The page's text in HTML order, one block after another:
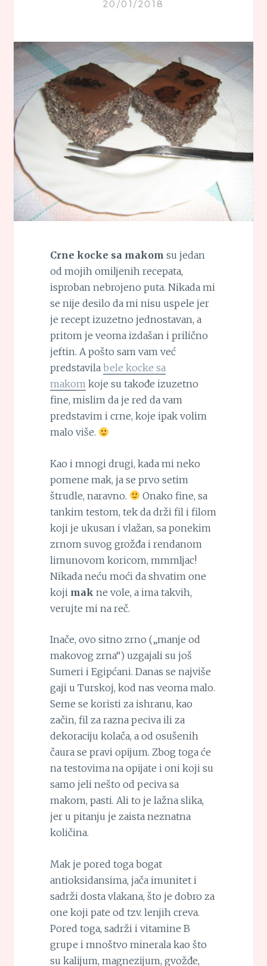
20/01/2018
Crne kocke sa makom su jedan
od mojih omiljenih recepata,
isproban nebrojeno puta. Nikada mi
se nije desilo da mi nisu uspele jer
je recept izuzetno jednostavan, a
pritom je veoma izdašan i prilično
jeftin. A pošto sam vam već
predstavila bele kocke sa
makomkoje su takođe izuzetno
fine, mislim da je red da vam
predstavim i crne, koje ipak volim
malo više.
Kao i mnogi drugi, kada mi neko
pomene mak, ja se prvo setim
štrudle, naravno.
Onako fine, sa
tankim testom, tek da drži fil i filom
koji je ukusan i vlažan, sa ponekim
zrnom suvog grožđa i rendanom
limunovom koricom, mmmljac!
Nikada neću moći da shvatim one
koji mak ne vole, a ima takvih,
verujte mi na reč.
Inače, ovo sitno zrno („manje od
makovog zrna“) uzgajali su još
Sumeri i Egipćani. Danas se najviše
gaji u Turskoj, kod nas veoma malo.
Seme se koristi za ishranu, kao
začin, fil za razna peciva ili za
dekoraciju kolača, a od osušenih
čaura se pravi opijum. Zbog toga će
na testovima na opijate i oni koji su
samo jeli nešto od peciva sa
makom, pasti. Ali to je lažna slika,
jer u pitanju je zaista neznatna
količina.
Mak je pored toga bogat
antioksidansima, jača imunitet i
sadrži dosta vlakana, što je dobro za
one koji pate od tzv. lenjih creva.
Pored toga, sadrži i vitamine B
grupe i mnoštvo minerala kao što
su kalijum, magnezijum, gvožđe,